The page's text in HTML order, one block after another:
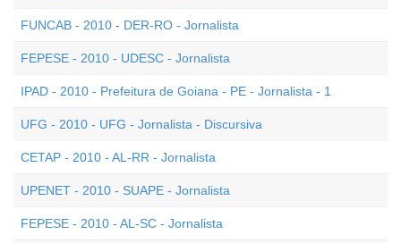
FUNCAB - 2010 - DER-RO - Jornalista
FEPESE - 2010 - UDESC - Jornalista
IPAD - 2010 - Prefeitura de Goiana - PE - Jornalista - 1
UFG - 2010 - UFG - Jornalista - Discursiva
CETAP - 2010 - AL-RR - Jornalista
UPENET - 2010 - SUAPE - Jornalista
FEPESE - 2010 - AL-SC - Jornalista